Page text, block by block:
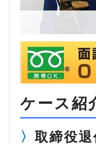
ケース紹
取締役